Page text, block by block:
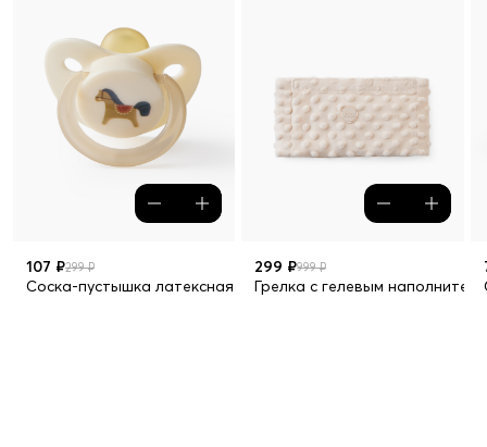
107 ₽299 ₽
Соска-пустышка латексная с колпачком, 0+
299 ₽999 ₽
Грелка с гелевым